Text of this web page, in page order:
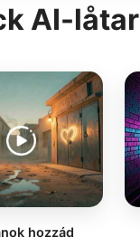
AI-låtar
hozzád